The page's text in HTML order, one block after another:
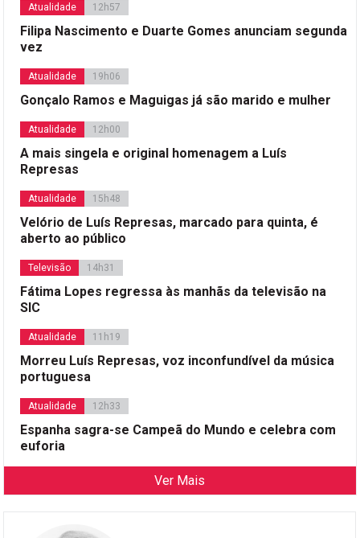
Atualidade 12h57
Filipa Nascimento e Duarte Gomes anunciam segunda
vez
Atualidade 19h06
Gonçalo Ramos e Maguigas já são marido e mulher
Atualidade 12h00
A mais singela e original homenagem a Luís
Represas
Atualidade 15h48
Velório de Luís Represas, marcado para quinta, é
aberto ao público
Televisão 14h31
Fátima Lopes regressa às manhãs da televisão na
SIC
Atualidade 11h19
Morreu Luís Represas, voz inconfundível da música
portuguesa
Atualidade 12h33
Espanha sagra-se Campeã do Mundo e celebra com
euforia
Ver Mais